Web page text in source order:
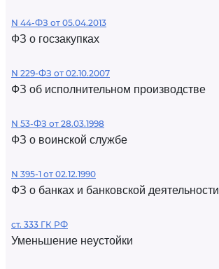
N 44-ФЗ от 05.04.2013
ФЗ о госзакупках
N 229-ФЗ от 02.10.2007
ФЗ об исполнительном производстве
N 53-ФЗ от 28.03.1998
ФЗ о воинской службе
N 395-1 от 02.12.1990
ФЗ о банках и банковской деятельности
ст. 333 ГК РФ
Уменьшение неустойки